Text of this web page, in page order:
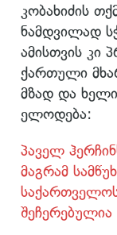
კობახიძის
ნამდვილად
ამისთვის კი
ქართული
მზად და
ელოდება:
პაველ
მაგრამ
საქართველოს
შეჩერებულია